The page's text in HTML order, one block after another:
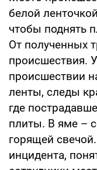
белой
чтобы поднять
От полученных
происшествия.
происшествии
ленты, следы
где
плиты. В яме –
горящей
инцидента,